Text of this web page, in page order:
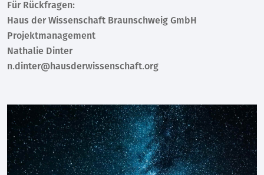
Für Rückfragen:
Haus der Wissenschaft Braunschweig GmbH
Projektmanagement
Nathalie Dinter
n.dinter@hausderwissenschaft.org